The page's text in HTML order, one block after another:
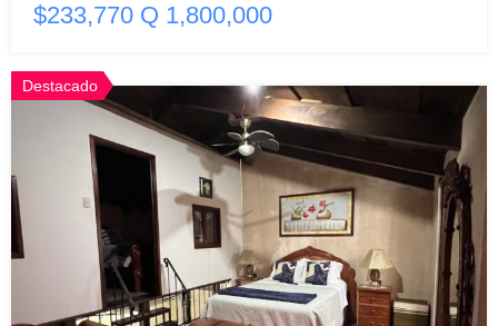
$233,770 Q 1,800,000
Destacado